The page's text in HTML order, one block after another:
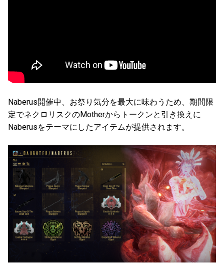
Naberus開催中、お祭り気分を最大に味わうため、期間限
定でネクロリスクのMotherからトークンと引き換えに
Naberusをテーマにしたアイテムが提供されます。